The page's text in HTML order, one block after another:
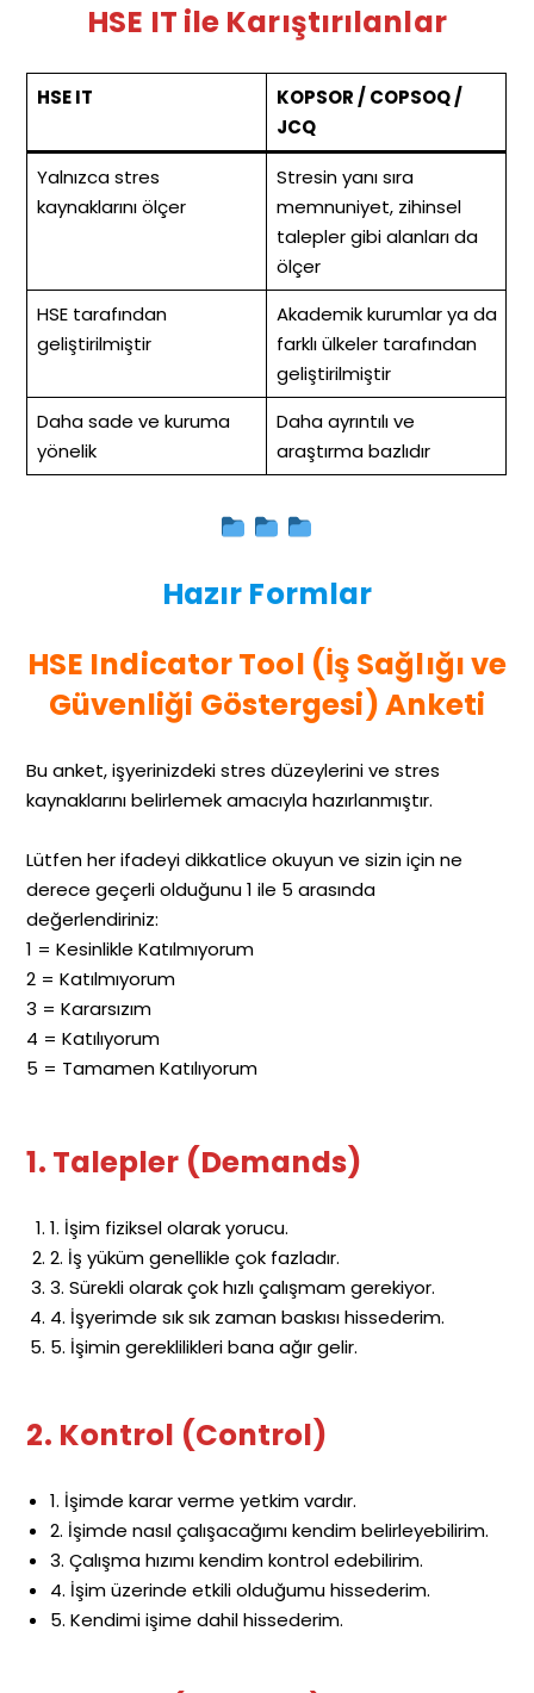
HSE IT ile Karıştırılanlar
HSE IT
KOPSOR / COPSOQ /
JCQ
Yalnızca stres
kaynaklarını ölçer
Stresin yanı sıra
memnuniyet, zihinsel
talepler gibi alanları da
ölçer
HSE tarafından
geliştirilmiştir
Akademik kurumlar ya da
farklı ülkeler tarafından
geliştirilmiştir
Daha sade ve kuruma
yönelik
Daha ayrıntılı ve
araştırma bazlıdır
Hazır Formlar
HSE Indicator Tool (İş Sağlığı ve
Güvenliği Göstergesi) Anketi
Bu anket, işyerinizdeki stres düzeylerini ve stres
kaynaklarını belirlemek amacıyla hazırlanmıştır.
Lütfen her ifadeyi dikkatlice okuyun ve sizin için ne
derece geçerli olduğunu 1 ile 5 arasında
değerlendiriniz:
1 = Kesinlikle Katılmıyorum
2 = Katılmıyorum
3 = Kararsızım
4 = Katılıyorum
5 = Tamamen Katılıyorum
1. Talepler (Demands)
1. İşim fiziksel olarak yorucu.
2. İş yüküm genellikle çok fazladır.
3. Sürekli olarak çok hızlı çalışmam gerekiyor.
4. İşyerimde sık sık zaman baskısı hissederim.
5. İşimin gereklilikleri bana ağır gelir.
2. Kontrol (Control)
1. İşimde karar verme yetkim vardır.
2. İşimde nasıl çalışacağımı kendim belirleyebilirim.
3. Çalışma hızımı kendim kontrol edebilirim.
4. İşim üzerinde etkili olduğumu hissederim.
5. Kendimi işime dahil hissederim.